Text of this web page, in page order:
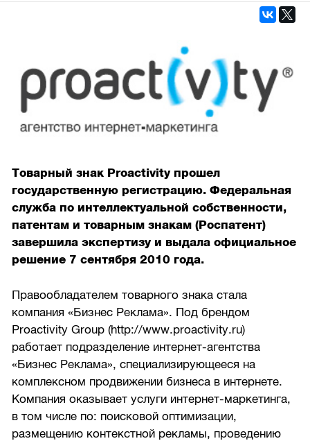
Товарный знак Proactivity прошел
государственную регистрацию. Федеральная
служба по интеллектуальной собственности,
патентам и товарным знакам (Роспатент)
завершила экспертизу и выдала официальное
решение 7 сентября 2010 года.
Правообладателем товарного знака стала
компания «Бизнес Реклама». Под брендом
Proactivity Group (http://www.proactivity.ru)
работает подразделение интернет-агентства
«Бизнес Реклама», специализирующееся на
комплексном продвижении бизнеса в интернете.
Компания оказывает услуги интернет-маркетинга,
в том числе по: поисковой оптимизации,
размещению контекстной рекламы, проведению